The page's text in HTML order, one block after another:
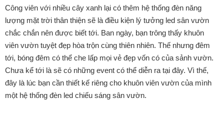
Công viên với nhiều cây xanh lại có thêm hệ thống đèn năng
lượng mặt trời thân thiện sẽ là điều kiện lý tưởng led sân vườn
chắc chắn nên được biết tới. Ban ngày, bạn trông thấy khuôn
viên vườn tuyệt đẹp hòa trộn cùng thiên nhiên. Thế nhưng đêm
tới, bóng đêm có thể che lấp mọi vẻ đẹp vốn có của sảnh vườn.
Chưa kể tới là sẽ có những event có thể diễn ra tại đây. Vì thế,
đây là lúc bạn cần thiết kế riêng cho khuôn viên vườn của mình
một hệ thống đèn led chiếu sáng sân vườn.